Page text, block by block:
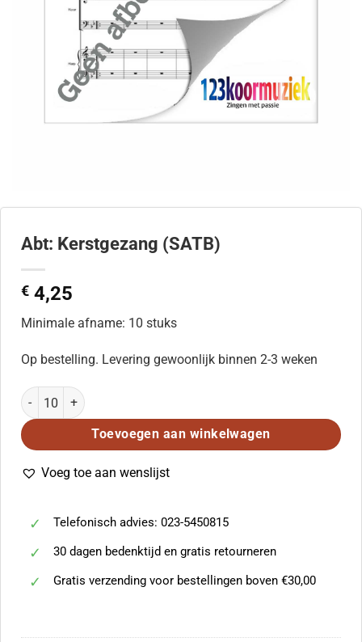
Abt: Kerstgezang (SATB)
€ 4,25
Minimale afname: 10 stuks
Op bestelling. Levering gewoonlijk binnen 2-3 weken
Abt: Kerstgezang (SATB) aantal
Toevoegen aan winkelwagen
Voeg toe aan wenslijst
Telefonisch advies: 023-5450815
30 dagen bedenktijd en gratis retourneren
Gratis verzending voor bestellingen boven €30,00